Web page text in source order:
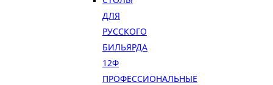
ДЛЯ
РУССКОГО
БИЛЬЯРДА
12Ф
ПРОФЕССИОНАЛЬНЫЕ